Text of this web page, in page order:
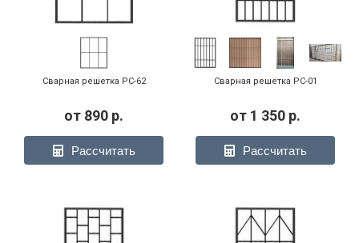
Сварная решетка РС-62
от 890 р.
Рассчитать
Сварная решетка РС-01
от 1 350 р.
Рассчитать